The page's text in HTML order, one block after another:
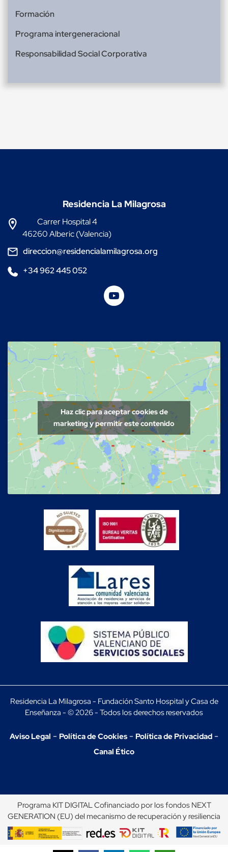
Formación
Programa intergeneracional
Responsabilidad Social Corporativa
Residencia La Milagrosa
Carrer Hospital 4
46260 Alberic (Valencia)
direccion@residencialamilagrosa.org
+34 962 445 052
Haz clic para aceptar cookies de
marketing y permitir este contenido
Residencia La Milagrosa - Fundación Santo Hospital y Casa de
Enseñanza - © 2026 - Todos los derechos reservados
Aviso Legal - Política de Cookies- Política de Privacidad -
Canal Ético
Programa KIT DIGITAL Cofinanciado por los fondos NEXT
GENERATION (EU) del mecanismo de recuperación y resiliencia